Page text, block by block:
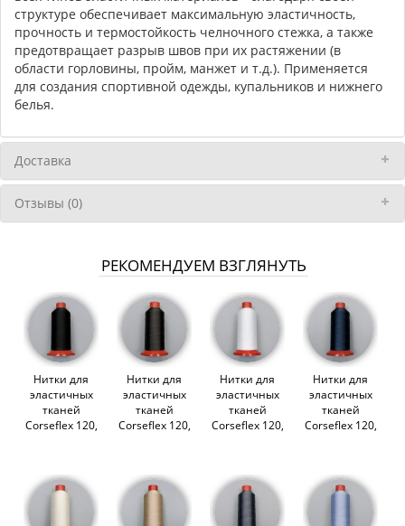
структуре обеспечивает максимальную эластичность,
прочность и термостойкость челночного стежка, а также
предотвращает разрыв швов при их растяжении (в
области горловины, пройм, манжет и т.д.). Применяется
для создания спортивной одежды, купальников и нижнего
белья.
Доставка
Отзывы (0)
РЕКОМЕНДУЕМ ВЗГЛЯНУТЬ
Нитки для
эластичных
тканей
Corseflex 120,
(014165)
Нитки для
эластичных
тканей
Corseflex 120,
(014156)
Нитки для
эластичных
тканей
Corseflex 120,
Нитки для
эластичных
тканей
Corseflex 120,